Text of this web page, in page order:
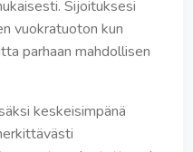
Sijoituksesi
vuokratuoton kun
parhaan mahdollisen
keskeisimpänä